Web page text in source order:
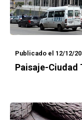
Publicado el 12/12/
Paisaje-Ciudad